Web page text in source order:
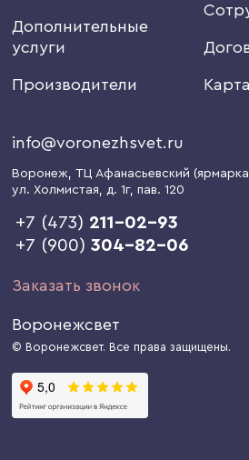
Дополнительные
услуги
Производители
info@voronezhsvet.ru
Воронеж, ТЦ Афанасьевский
ул. Холмистая, д. 1г, пав. 120
+7 (473) 211-02-93
+7 (900)304-82-06
Заказать звонок
Воронежсвет
© Воронежсвет. Все права защищены.